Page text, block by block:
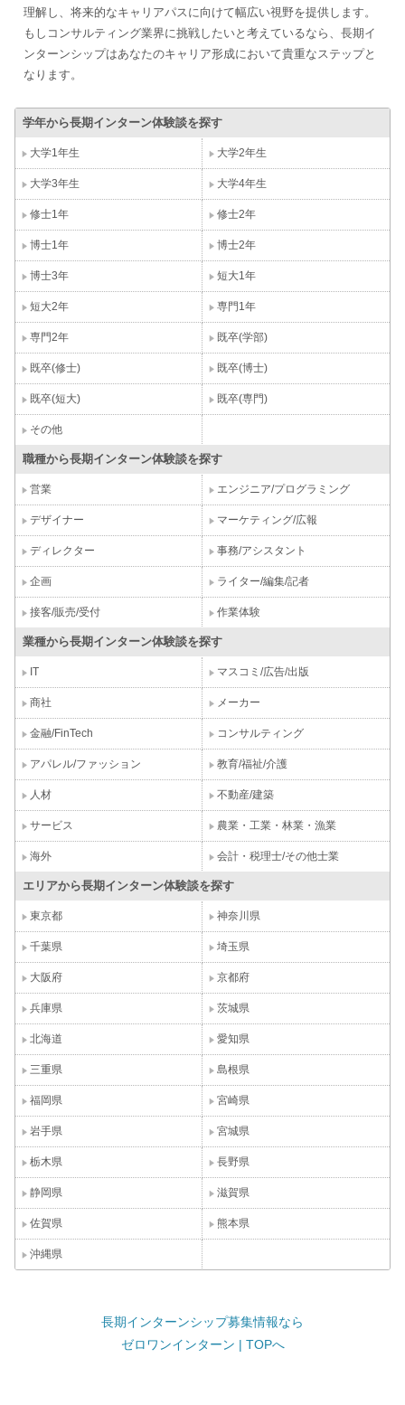
理解し、将来的なキャリアパスに向けて幅広い視野を提供します。
もしコンサルティング業界に挑戦したいと考えているなら、長期イ
ンターンシップはあなたのキャリア形成において貴重なステップと
なります。
学年から長期インターン体験談を探す
大学1年生 大学2年生
大学3年生 大学4年生
修士1年 修士2年
博士1年 博士2年
博士3年 短大1年
短大2年 専門1年
専門2年 既卒(学部)
既卒(修士) 既卒(博士)
既卒(短大) 既卒(専門)
その他
職種から長期インターン体験談を探す
営業 エンジニア/プログラミング
デザイナー マーケティング/広報
ディレクター 事務/アシスタント
企画 ライター/編集/記者
接客/販売/受付 作業体験
業種から長期インターン体験談を探す
IT マスコミ/広告/出版
商社 メーカー
金融/FinTech コンサルティング
アパレル/ファッション 教育/福祉/介護
人材 不動産/建築
サービス 農業・工業・林業・漁業
海外 会計・税理士/その他士業
エリアから長期インターン体験談を探す
東京都 神奈川県
千葉県 埼玉県
大阪府 京都府
兵庫県 茨城県
北海道 愛知県
三重県 島根県
福岡県 宮崎県
岩手県 宮城県
栃木県 長野県
静岡県 滋賀県
佐賀県 熊本県
沖縄県
長期インターンシップ募集情報なら
ゼロワンインターン | TOPへ